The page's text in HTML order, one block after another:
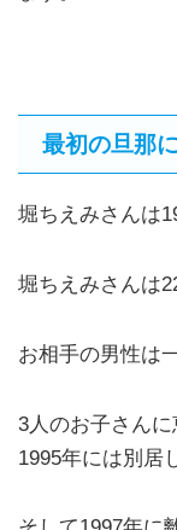
最初の旦那
堀ちえみさんは
堀ちえみさんは
お相手の男性は
3人のお子さん
1995年には別居